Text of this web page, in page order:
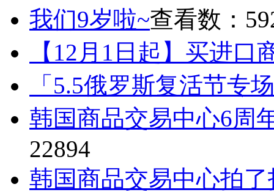
我们9岁啦~查看数：
【12月1日起】买进口
「5.5俄罗斯复活节专
韩国商品交易中心6周
22894
韩国商品交易中心拍